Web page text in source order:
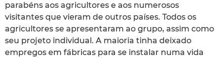
parabéns aos agricultores e aos numerosos
visitantes que vieram de outros países. Todos os
agricultores se apresentaram ao grupo, assim como
seu projeto individual. A maioria tinha deixado
empregos em fábricas para se instalar numa vida